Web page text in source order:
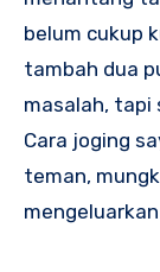
belum cukup
tambah dua
masalah, tapi
Cara joging
teman,